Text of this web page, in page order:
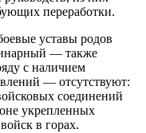
переработки.
уставы родов
— также
с наличием
— отсутствуют:
соединений
укрепленных
в горах.